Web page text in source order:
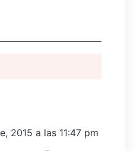
2015 a las 11:47 pm